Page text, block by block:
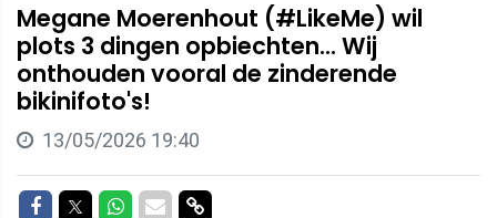
Megane Moerenhout (#LikeMe) wil
plots 3 dingen opbiechten... Wij
onthouden vooral de zinderende
bikinifoto's!
13/05/2026 19:40
Delen op Facebook
Delen op Twitter
Delen op Whatsapp
Delen via Mail
Delen via link